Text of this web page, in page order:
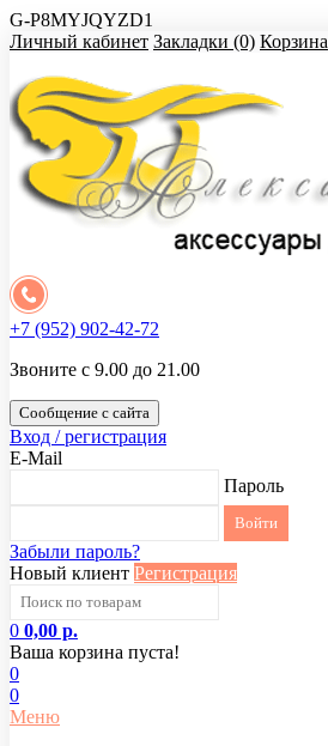
G-P8MYJQYZD1
Личный кабинет Закладки (0) Корзина
+7 (952) 902-42-72
Звоните с 9.00 до 21.00
Сообщение с сайта
Вход / регистрация
E-Mail
Пароль
Забыли пароль?
Новый клиент Регистрация
0 0,00 р.
Ваша корзина пуста!
0
0
Меню